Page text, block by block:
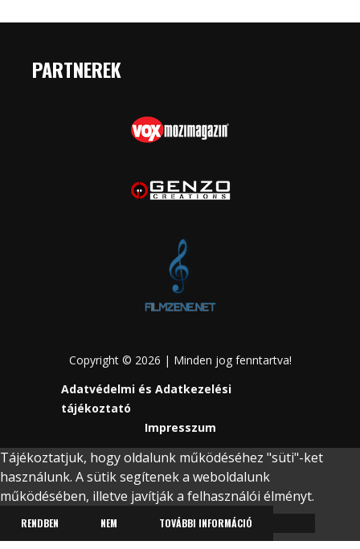
PARTNEREK
Copyright © 2026 | Minden jog fenntartva!
Adatvédelmi és Adatkezelési
tájékoztató
Impresszum
Tájékoztatjuk, hogy oldalunk működéséhez "süti"-ket
használunk. A sütik segítenek a weboldalunk
működésében, illetve javítják a felhasználói élményt.
RENDBEN NEM TOVÁBBI INFORMÁCIÓ